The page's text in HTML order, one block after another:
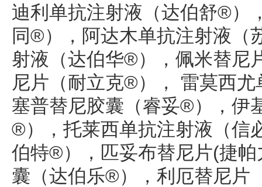
迪利单抗注射液（达伯舒®）
同®），阿达木单抗注射液（
射液（达伯华®），佩米替尼
尼片（耐立克®）， 雷莫西
塞普替尼胶囊（睿妥®），伊
®），托莱西单抗注射液（信
伯特®），匹妥布替尼片(捷
囊（达伯乐®），利厄替尼片